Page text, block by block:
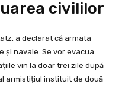
civililor
a declarat că armata
și navale. Se vor evacua
vin la doar trei zile după
armistițiul instituit de două